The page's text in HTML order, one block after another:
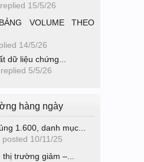
replied 15/5/26
VOLUME THEO
14/5/26
dữ liệu chứng...
replied 5/5/26
hàng ngày
1.600, danh mục...
posted 10/11/25
thị trường giảm –...